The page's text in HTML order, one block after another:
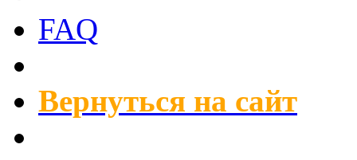
FAQ
Вернуться на сайт